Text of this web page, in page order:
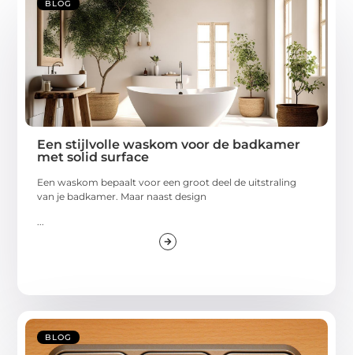
BLOG
Een stijlvolle waskom voor de badkamer
met solid surface
Een waskom bepaalt voor een groot deel de uitstraling
van je badkamer. Maar naast design
...
BLOG